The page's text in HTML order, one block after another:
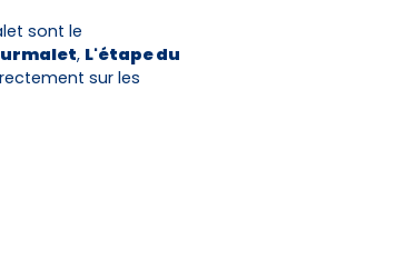
sont le
, L'étape du
sur les